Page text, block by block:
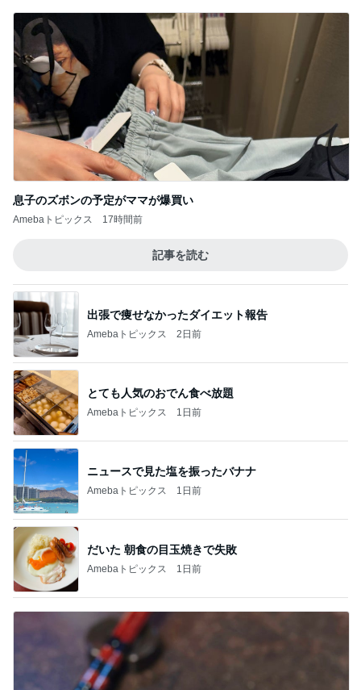
息子のズボンの予定がママが爆買い
Amebaトピックス 17時間前
記事を読む
出張で痩せなかったダイエット報告
Amebaトピックス 2日前
とても人気のおでん食べ放題
Amebaトピックス 1日前
ニュースで見た塩を振ったバナナ
Amebaトピックス 1日前
だいた 朝食の目玉焼きで失敗
Amebaトピックス 1日前